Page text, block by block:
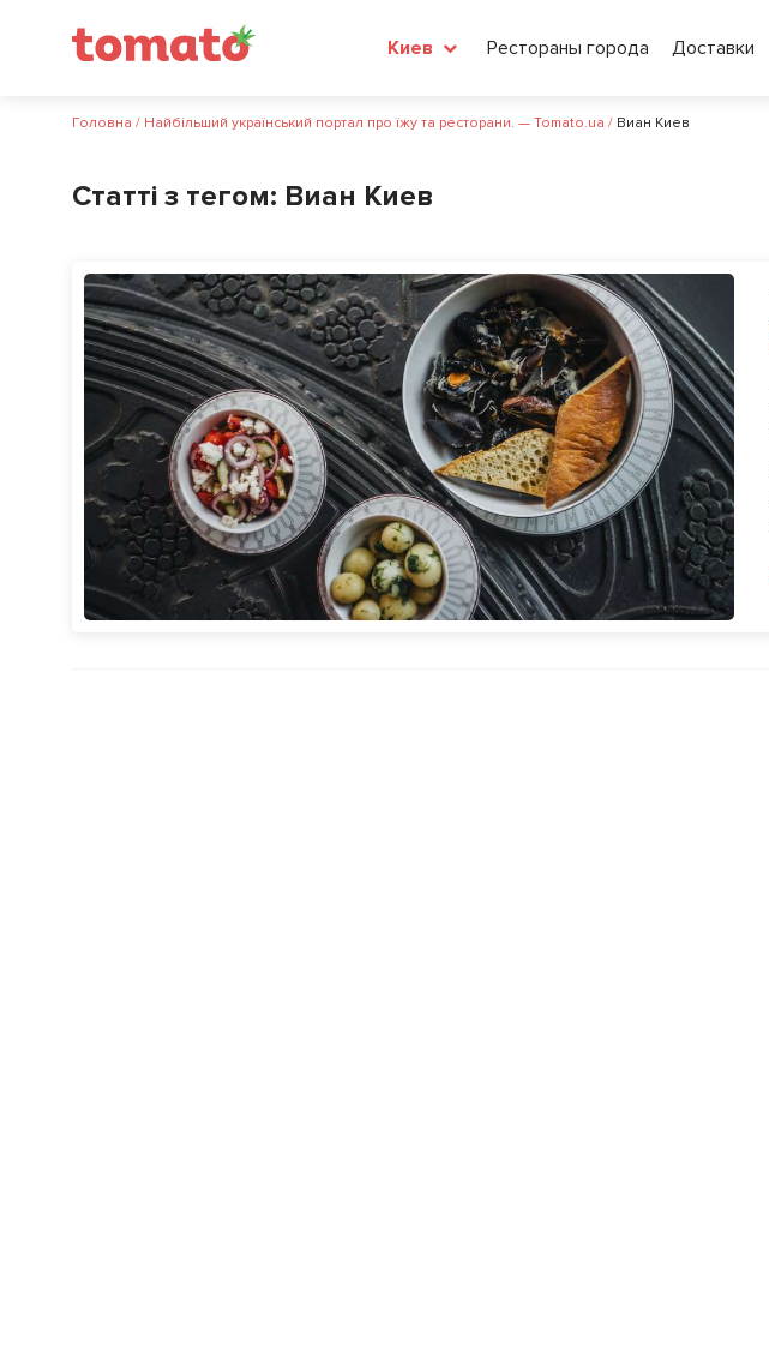
Киев Рестораны города Доставки
Головна / Найбільший український портал про їжу та ресторани. — Tomato.ua / Виан Киев
Статті з тегом: Виан Киев